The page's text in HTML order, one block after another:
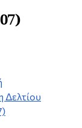
Δελτίου